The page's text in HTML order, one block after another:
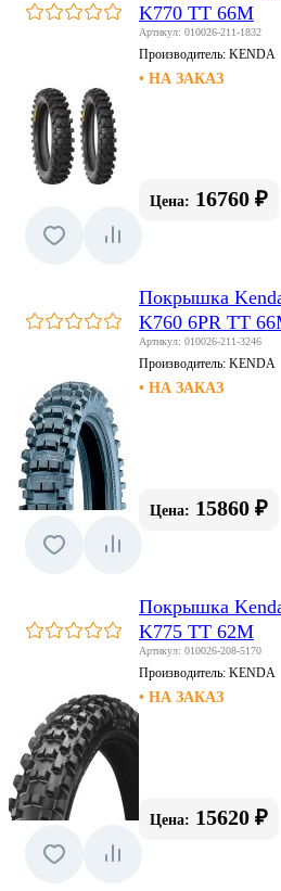
K770 TT 66M
Артикул: 010026-211-1832
Производитель: KENDA
• НА ЗАКАЗ
Цена: 16760 ₽
Покрышка
K760 6PR TT
Артикул: 010026-211-3246
Производитель: KENDA
• НА ЗАКАЗ
Цена: 15860 ₽
Покрышка
K775 TT 62M
Артикул: 010026-208-5170
Производитель: KENDA
• НА ЗАКАЗ
Цена: 15620 ₽